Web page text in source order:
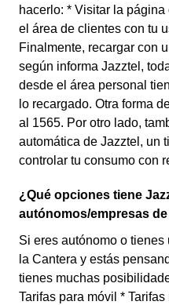
hacerlo: * Visitar la
el área de clientes con tu
Finalmente, recargar con
según informa Jazztel,
desde el área personal
lo recargado. Otra forma
al 1565. Por otro lado,
automática de Jazztel, un
controlar tu consumo con
¿Qué opciones tiene
autónomos/empresas
Si eres autónomo o
la Cantera y estás
tienes muchas
Tarifas para móvil *